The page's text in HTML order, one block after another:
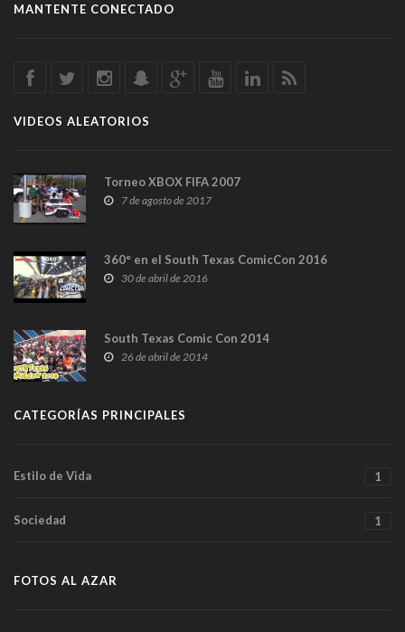
MANTENTE CONECTADO
VIDEOS ALEATORIOS
Torneo XBOX FIFA 2007
7 de agosto de 2017
360° en el South Texas ComicCon 2016
30 de abril de 2016
South Texas Comic Con 2014
26 de abril de 2014
CATEGORÍAS PRINCIPALES
Estilo de Vida 1
Sociedad 1
FOTOS AL AZAR